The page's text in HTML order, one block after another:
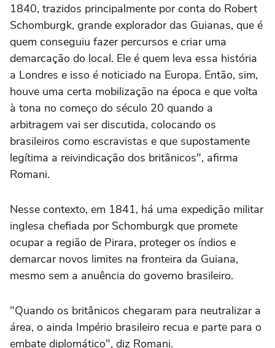
1840, trazidos principalmente por conta do Robert
Schomburgk, grande explorador das Guianas, que é
quem conseguiu fazer percursos e criar uma
demarcação do local. Ele é quem leva essa história
a Londres e isso é noticiado na Europa. Então, sim,
houve uma certa mobilização na época e que volta
à tona no começo do século 20 quando a
arbitragem vai ser discutida, colocando os
brasileiros como escravistas e que supostamente
legítima a reivindicação dos britânicos", afirma
Romani.
Nesse contexto, em 1841, há uma expedição militar
inglesa chefiada por Schomburgk que promete
ocupar a região de Pirara, proteger os índios e
demarcar novos limites na fronteira da Guiana,
mesmo sem a anuência do governo brasileiro.
"Quando os britânicos chegaram para neutralizar a
área, o ainda Império brasileiro recua e parte para o
embate diplomático", diz Romani.